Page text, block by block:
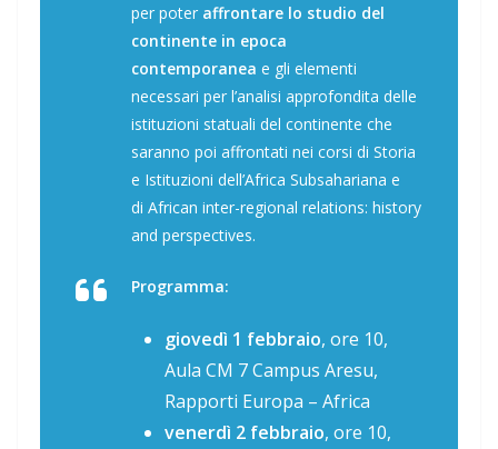
per poter affrontare lo studio del
continente in epoca
contemporanea e gli elementi
necessari per l’analisi approfondita delle
istituzioni statuali del continente che
saranno poi affrontati nei corsi di Storia
e Istituzioni dell’Africa Subsahariana e
di African inter-regional relations: history
and perspectives.
Programma:
giovedì 1 febbraio, ore 10,
Aula CM 7 Campus Aresu,
Rapporti Europa – Africa
venerdì 2 febbraio, ore 10,